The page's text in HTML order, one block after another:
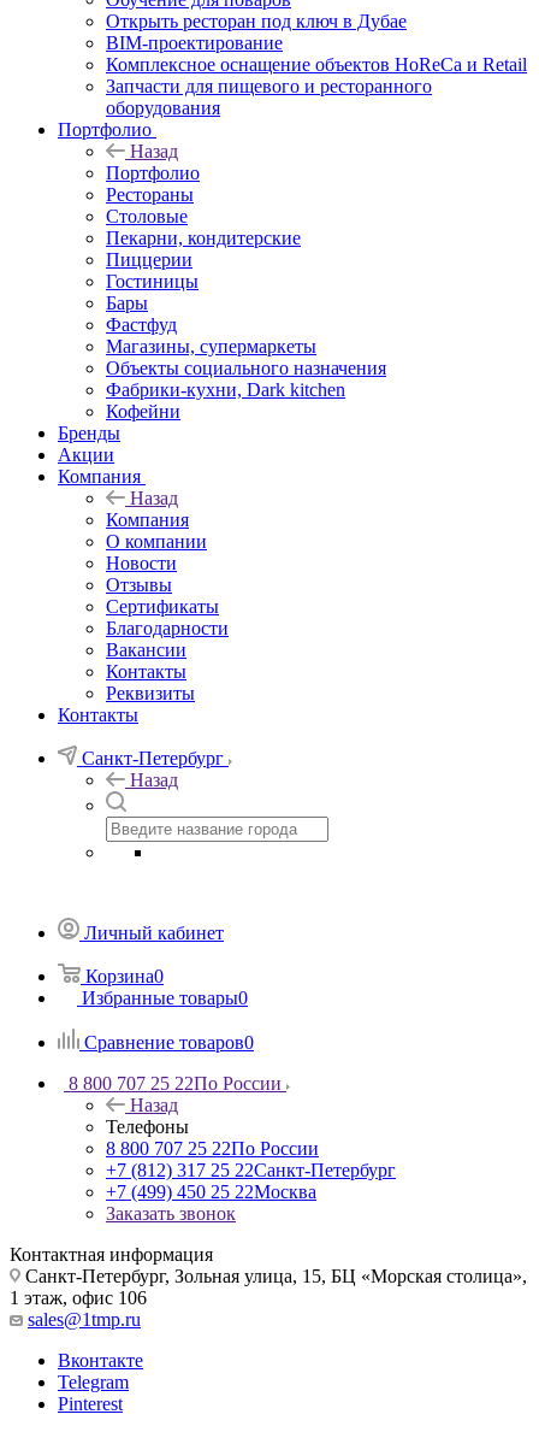
Открыть ресторан под ключ в Дубае
BIM-проектирование
Комплексное оснащение объектов HoReCa и Retail
Запчасти для пищевого и ресторанного
оборудования
Портфолио
Назад
Портфолио
Рестораны
Столовые
Пекарни, кондитерские
Пиццерии
Гостиницы
Бары
Фастфуд
Магазины, супермаркеты
Объекты социального назначения
Фабрики-кухни, Dark kitchen
Кофейни
Бренды
Акции
Компания
Назад
Компания
О компании
Новости
Отзывы
Сертификаты
Благодарности
Вакансии
Контакты
Реквизиты
Контакты
Санкт-Петербург
Назад
Личный кабинет
Корзина0
Избранные товары0
Сравнение товаров0
8 800 707 25 22По России
Назад
Телефоны
8 800 707 25 22По России
+7 (812) 317 25 22Санкт-Петербург
+7 (499) 450 25 22Москва
Заказать звонок
Контактная информация
Санкт-Петербург, Зольная улица, 15, БЦ «Морская столица»,
1 этаж, офис 106
sales@1tmp.ru
Вконтакте
Telegram
Pinterest